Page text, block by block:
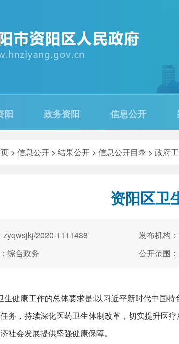
阳 政务资阳 信息公开
> 信息公开 > 结果公开 > 信息公开目录 > 政府
资阳区卫
zyqwsjkj/2020-1111488 发布机构
综合政务
公开范围
生健康工作的总体要求是:以习近平新时代中国
务，持续深化医药卫生体制改革，切实提升医
社会发展提供坚强健康保障。